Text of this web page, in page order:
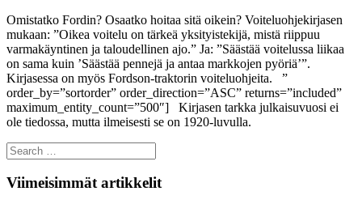
Omistatko Fordin? Osaatko hoitaa sitä oikein? Voiteluohjekirjasen
mukaan: ”Oikea voitelu on tärkeä yksityistekijä, mistä riippuu
varmakäyntinen ja taloudellinen ajo.” Ja: ”Säästää voitelussa liikaa
on sama kuin ’Säästää pennejä ja antaa markkojen pyöriä’”.
Kirjasessa on myös Fordson-traktorin voiteluohjeita. ”
order_by=”sortorder” order_direction=”ASC” returns=”included”
maximum_entity_count=”500″] Kirjasen tarkka julkaisuvuosi ei
ole tiedossa, mutta ilmeisesti se on 1920-luvulla.
Search
for:
Viimeisimmät artikkelit